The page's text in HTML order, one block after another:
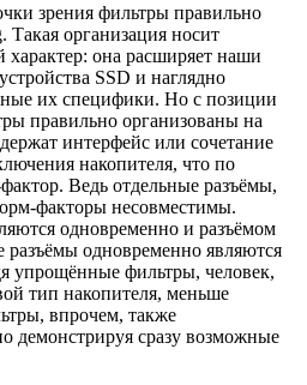
зрения фильтры правильно
Такая организация носит
характер: она расширяет наши
SSD и наглядно
их специфики. Но с позиции
правильно организованы на
интерфейс или сочетание
накопителя, что по
Ведь отдельные разъёмы,
факторы несовместимы.
одновременно и разъёмом
одновременно являются
упрощённые фильтры, человек,
тип накопителя, меньше
впрочем, также
демонстрируя сразу возможные